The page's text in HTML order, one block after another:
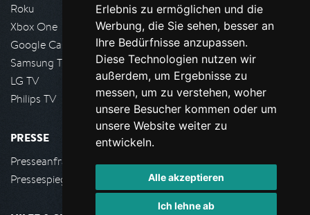
Erlebnis zu ermöglichen und die
Werbung, die Sie sehen, besser an
Ihre Bedürfnisse anzupassen.
Diese Technologien nutzen wir
außerdem, um Ergebnisse zu
messen, um zu verstehen, woher
unsere Besucher kommen oder um
unsere Website weiter zu
entwickeln.
Alle akzeptieren
Ich lehne ab
Roku
Xbox One
Google Cast
Samsung TV
LG TV
Philips TV
PRESSE
Presseanfrage stellen
Pressespiegel